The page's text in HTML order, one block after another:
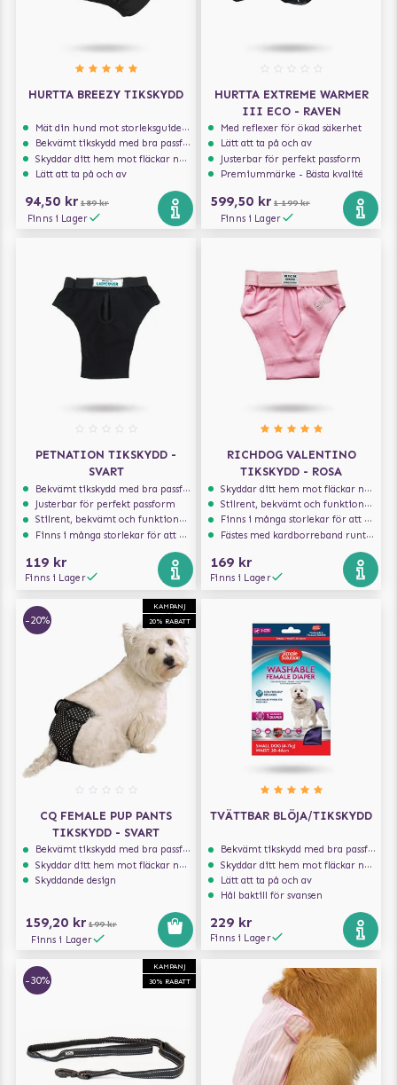
HURTTA BREEZY TIKSKYDD
Mät din hund mot storleksguiden för att få rätt storlek
Bekvämt tikskydd med bra passform
Skyddar ditt hem mot fläckar när hunden löper
Lätt att ta på och av
94,50 kr 189 kr
Finns i Lager
HURTTA EXTREME WARMER
III ECO - RAVEN
Med reflexer för ökad säkerhet
Lätt att ta på och av
Justerbar för perfekt passform
Premiummärke - Bästa kvalité
599,50 kr 1 199 kr
Finns i Lager
PETNATION TIKSKYDD -
SVART
Bekvämt tikskydd med bra passform
Justerbar för perfekt passform
Stilrent, bekvämt och funktionellt tikskydd
Finns i många storlekar för att passa alla tikar.
119 kr
Finns i Lager
RICHDOG VALENTINO
TIKSKYDD - ROSA
Skyddar ditt hem mot fläckar när hunden löper
Stilrent, bekvämt och funktionellt tikskydd
Finns i många storlekar för att passa alla tikar.
Fästes med kardborreband runt magen
169 kr
Finns i Lager
KAMPANJ
20% RABATT
-20%
CQ FEMALE PUP PANTS
TIKSKYDD - SVART
Bekvämt tikskydd med bra passform
Skyddar ditt hem mot fläckar när hunden löper
Skyddande design
159,20 kr 199 kr
Finns i Lager
TVÄTTBAR BLÖJA/TIKSKYDD
Bekvämt tikskydd med bra passform
Skyddar ditt hem mot fläckar när hunden löper
Lätt att ta på och av
Hål baktill för svansen
229 kr
Finns i Lager
KAMPANJ
30% RABATT
-30%